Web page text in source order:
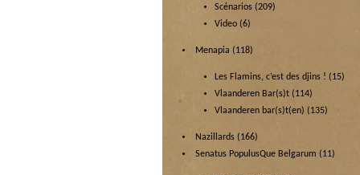
Scénarios (209)
Video (6)
Menapia (118)
Les Flamins, c’est des djins ! (15)
Vlaanderen Bar(s)t (114)
Vlaanderen bar(s)t(en) (135)
Nazillards (166)
Senatus PopulusQue Belgarum (11)